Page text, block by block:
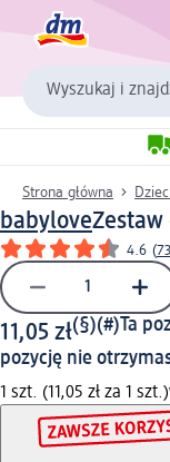
Wyszukaj i
Strona główna
babyloveZestaw
4.6 (
11,05 zł(§)(#)Ta
pozycję nie
1 szt. (11,05 zł za 1 szt.)